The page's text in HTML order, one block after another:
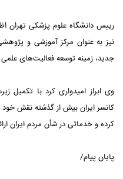
رییس دانشگاه علوم پزشکی تهران
نیز به عنوان مرکز آموزشی و
جدید، زمینه توسعه فعالیت‌های
وی ابراز امیدواری کرد با تکمیل
کانسر ایران بیش از گذشته نقش
کرده و خدماتی در شأن مردم ایران
پایان پیام/